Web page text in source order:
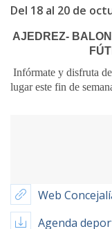
Del 18 al 20 de
AJEDREZ-
Infórmate y disfruta
lugar este fin de
Web
Agenda